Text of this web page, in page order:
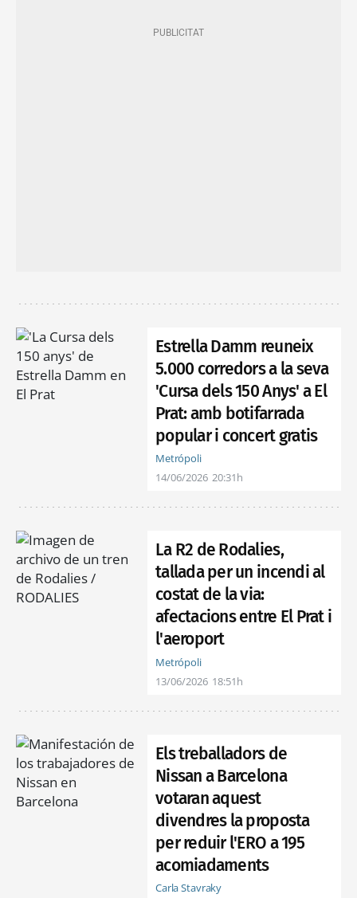
Estrella Damm reuneix
5.000 corredors a la seva
'Cursa dels 150 Anys' a El
Prat: amb botifarrada
popular i concert gratis
Metrópoli
14/06/2026 20:31h
La R2 de Rodalies,
tallada per un incendi al
costat de la via:
afectacions entre El Prat i
l'aeroport
Metrópoli
13/06/2026 18:51h
Els treballadors de
Nissan a Barcelona
votaran aquest
divendres la proposta
per reduir l'ERO a 195
acomiadaments
Carla Stavraky